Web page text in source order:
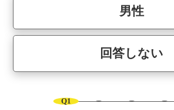
男性
回答しない
Q1